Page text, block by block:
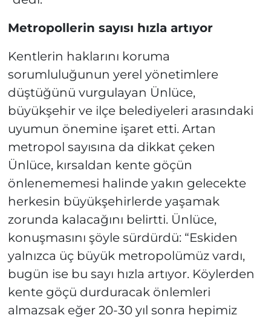
Metropollerin sayısı hızla artıyor
Kentlerin haklarını koruma
sorumluluğunun yerel yönetimlere
düştüğünü vurgulayan Ünlüce,
büyükşehir ve ilçe belediyeleri arasındaki
uyumun önemine işaret etti. Artan
metropol sayısına da dikkat çeken
Ünlüce, kırsaldan kente göçün
önlenememesi halinde yakın gelecekte
herkesin büyükşehirlerde yaşamak
zorunda kalacağını belirtti. Ünlüce,
konuşmasını şöyle sürdürdü: “Eskiden
yalnızca üç büyük metropolümüz vardı,
bugün ise bu sayı hızla artıyor. Köylerden
kente göçü durduracak önlemleri
almazsak eğer 20-30 yıl sonra hepimiz